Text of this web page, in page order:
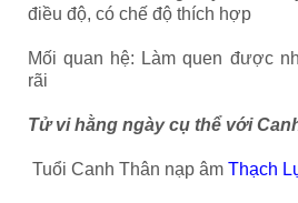
điều độ, có chế độ thích hợp
Mối quan hệ: Làm quen được
rãi
Tử vi hằng ngày cụ thể với
Tuổi Canh Thân nạp âm Thạch